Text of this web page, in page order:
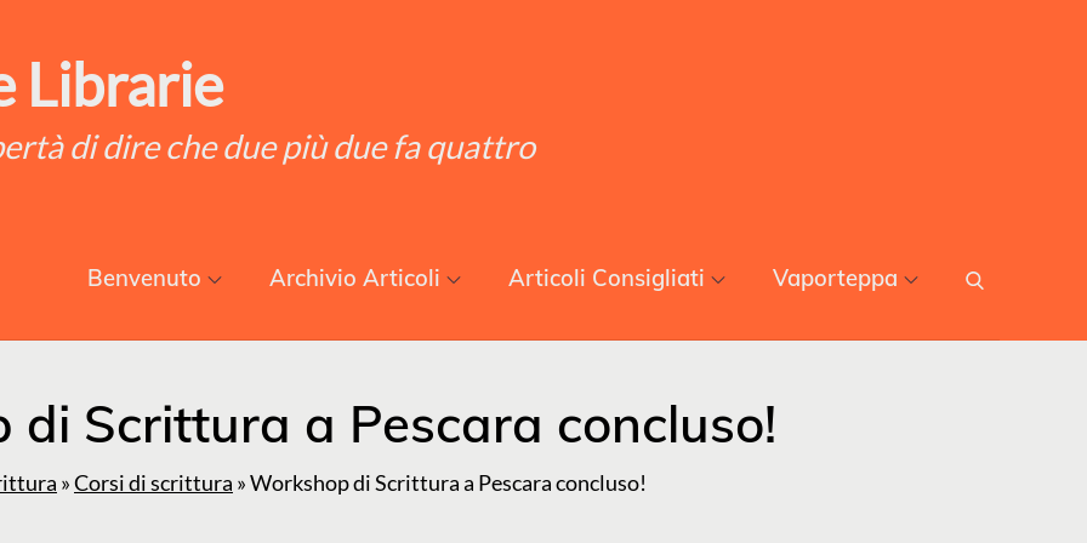
Librarie
di dire che due più due fa quattro
Benvenuto Archivio Articoli Articoli Consigliati Vaporteppa
di Scrittura a Pescara concluso!
»Corsi di scrittura »Workshop di Scrittura a Pescara concluso!